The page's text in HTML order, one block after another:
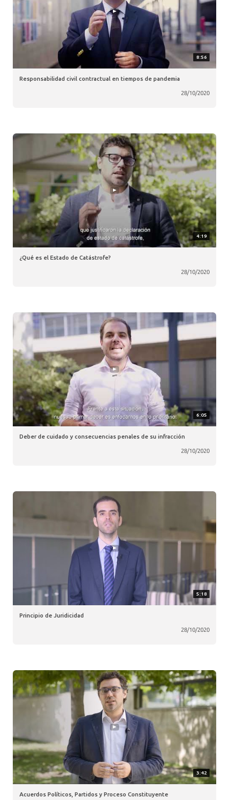
8:56
Responsabilidad civil contractual en tiempos de pandemia
28/10/2020
4:19
¿Qué es el Estado de Catástrofe?
28/10/2020
6:05
Deber de cuidado y consecuencias penales de su infracción
28/10/2020
5:18
Principio de Juridicidad
28/10/2020
3:42
Acuerdos Políticos, Partidos y Proceso Constituyente